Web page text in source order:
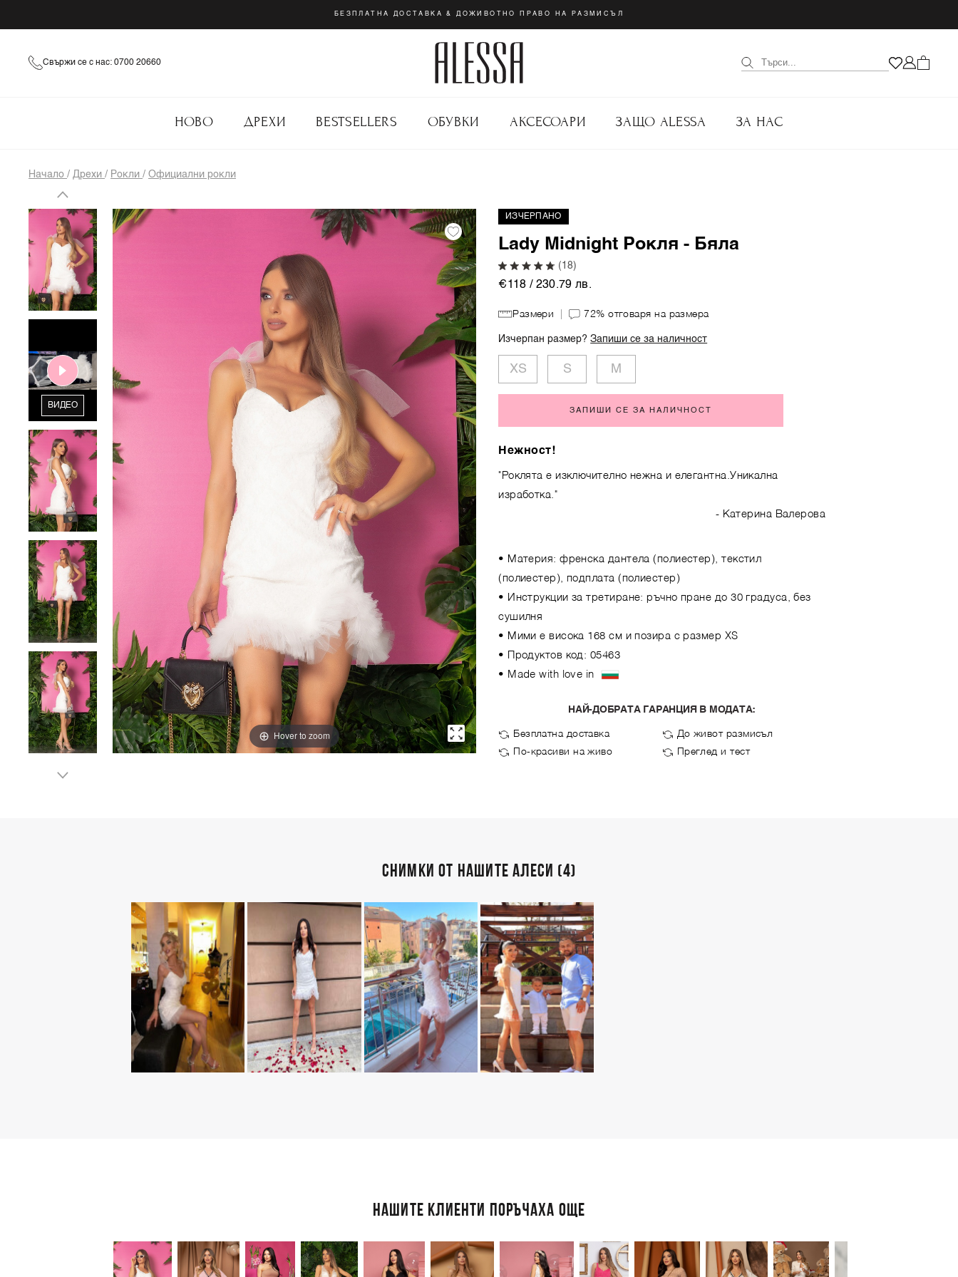
БЕЗПЛАТНА ДОСТАВКА & ДОЖИВОТНО ПРАВО НА РАЗМИСЪЛ
Свържи се с нас: 0700 20660
НОВО ДРЕХИ BESTSELLERS ОБУВКИ АКСЕСОАРИ ЗАЩО ALESSA ЗА НАС
Начало / Дрехи / Рокли / Официални рокли
ВИДЕО
Hover to zoom
ИЗЧЕРПАНО
Lady Midnight Рокля - Бяла
(18)
€118 / 230.79 лв.
Размери 72%отговаря на размера
Изчерпан размер?Запиши се за наличност
XS S M
ЗАПИШИ СЕ ЗА НАЛИЧНОСТ
Нежност!
"Роклята е изключително нежна и елегантна.Уникална
изработка."
- Катерина Валерова
• Материя: френска дантела (полиестер), текстил
(полиестер), подплата (полиестер)
• Инструкции за третиране: ръчно пране до 30 градуса, без
сушилня
• Мими е висока 168 см и позира с размер XS
• Продуктов код: 05463
• Made with love in
НАЙ-ДОБРАТА ГАРАНЦИЯ В МОДАТА:
Безплатна доставка
До живот размисъл
По-красиви на живо
Преглед и тест
СНИМКИ ОТ НАШИТЕ АЛЕСИ (4)
НАШИТЕ КЛИЕНТИ ПОРЪЧАХА ОЩЕ